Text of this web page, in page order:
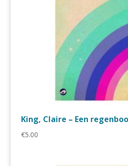
King, Claire – Een
€5.00